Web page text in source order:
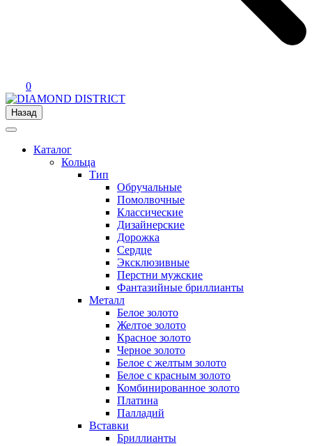
0
Назад
Каталог
Кольца
Тип
Обручальные
Помолвочные
Классические
Дизайнерские
Дорожка
Сердце
Эксклюзивные
Перстни мужские
Фантазийные бриллианты
Металл
Белое золото
Желтое золото
Красное золото
Черное золото
Белое с желтым золото
Белое с красным золото
Комбинированное золото
Платина
Палладий
Вставки
Бриллианты